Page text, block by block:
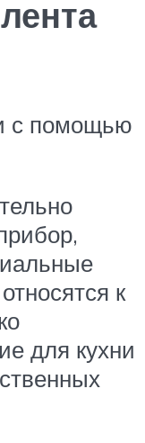
с помощью
к
для кухни